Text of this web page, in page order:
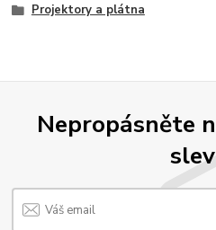
Projektory a plátna
Nepropásněte